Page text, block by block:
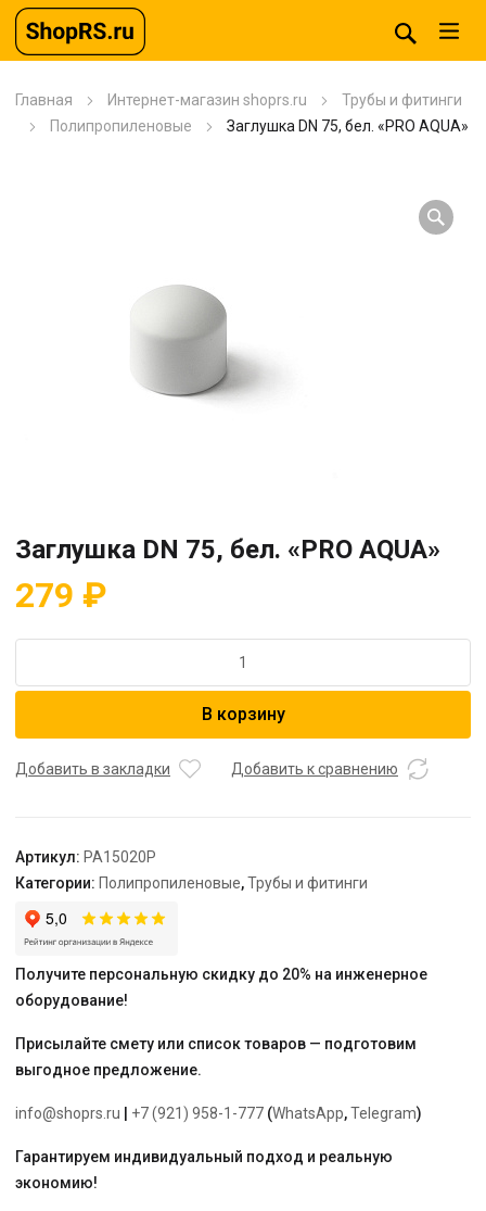
Главная Интернет-магазин shoprs.ru
Трубы и фитинги
Полипропиленовые
Заглушка DN 75, бел. «PRO AQUA»
Заглушка DN 75, бел. «PRO AQUA»
279 ₽
Заглушка
бел.
В корзину
Добавить в закладки Добавить к сравнению
Артикул: PA15020P
Категории: Полипропиленовые,Трубы и фитинги
Получите персональную скидку до 20% на инженерное
оборудование!
Присылайте смету или список товаров — подготовим
выгодное предложение.
info@shoprs.ru +7 (921) 958-1-777 (WhatsApp,Telegram)
Гарантируем индивидуальный подход и реальную
экономию!